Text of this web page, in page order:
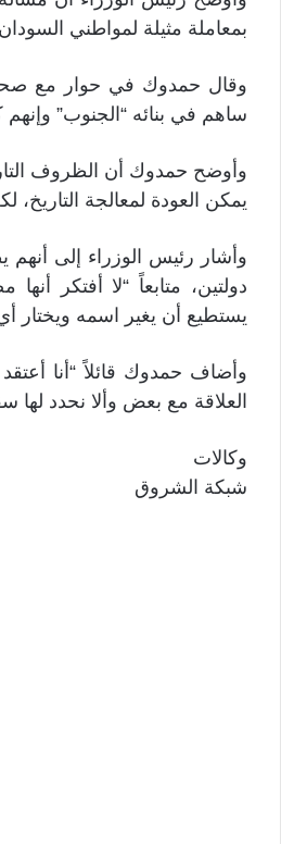
بمعاملة مثيلة لمواطني
وقال حمدوك في حوار مع
ساهم في بنائه “الجنوب”
وأوضح حمدوك أن الظروف
يمكن العودة لمعالجة
وأشار رئيس الوزراء إلى
دولتين، متابعاً “لا أفتكر
يستطيع أن يغير اسمه ويختار
وأضاف حمدوك قائلاً “أنا
العلاقة مع بعض وألا نحدد لها
وكالات
شبكة الشروق